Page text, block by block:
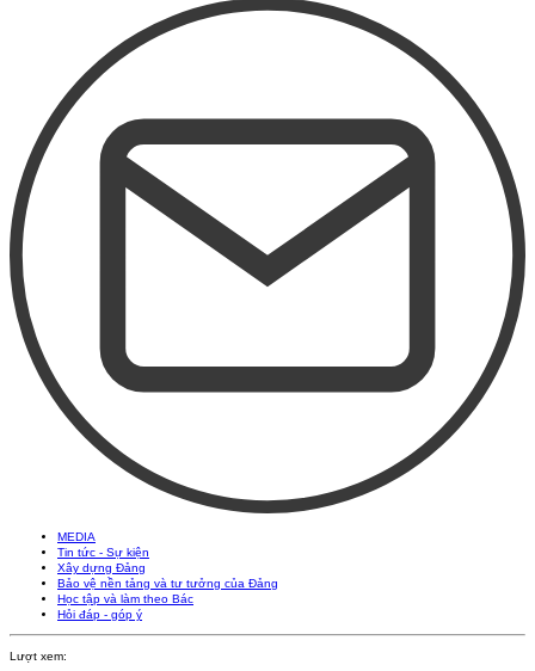
MEDIA
Tin tức - Sự kiện
Xây dựng Đảng
Bảo vệ nền tảng và tư tưởng của Đảng
Học tập và làm theo Bác
Hỏi đáp - góp ý
Lượt xem: